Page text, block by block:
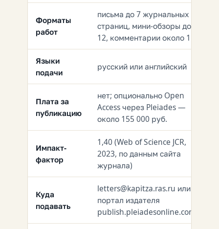
Форматы
работ
письма до 7 журнальных
страниц, мини-обзоры до
12, комментарии около 1
Языки
подачи
русский или английский
Плата за
публикацию
нет; опционально Open
Access через Pleiades —
около 155 000 руб.
Импакт-
фактор
1,40 (Web of Science JCR,
2023, по данным сайта
журнала)
Куда
подавать
letters@kapitza.ras.ru или
портал издателя
publish.pleiadesonline.com